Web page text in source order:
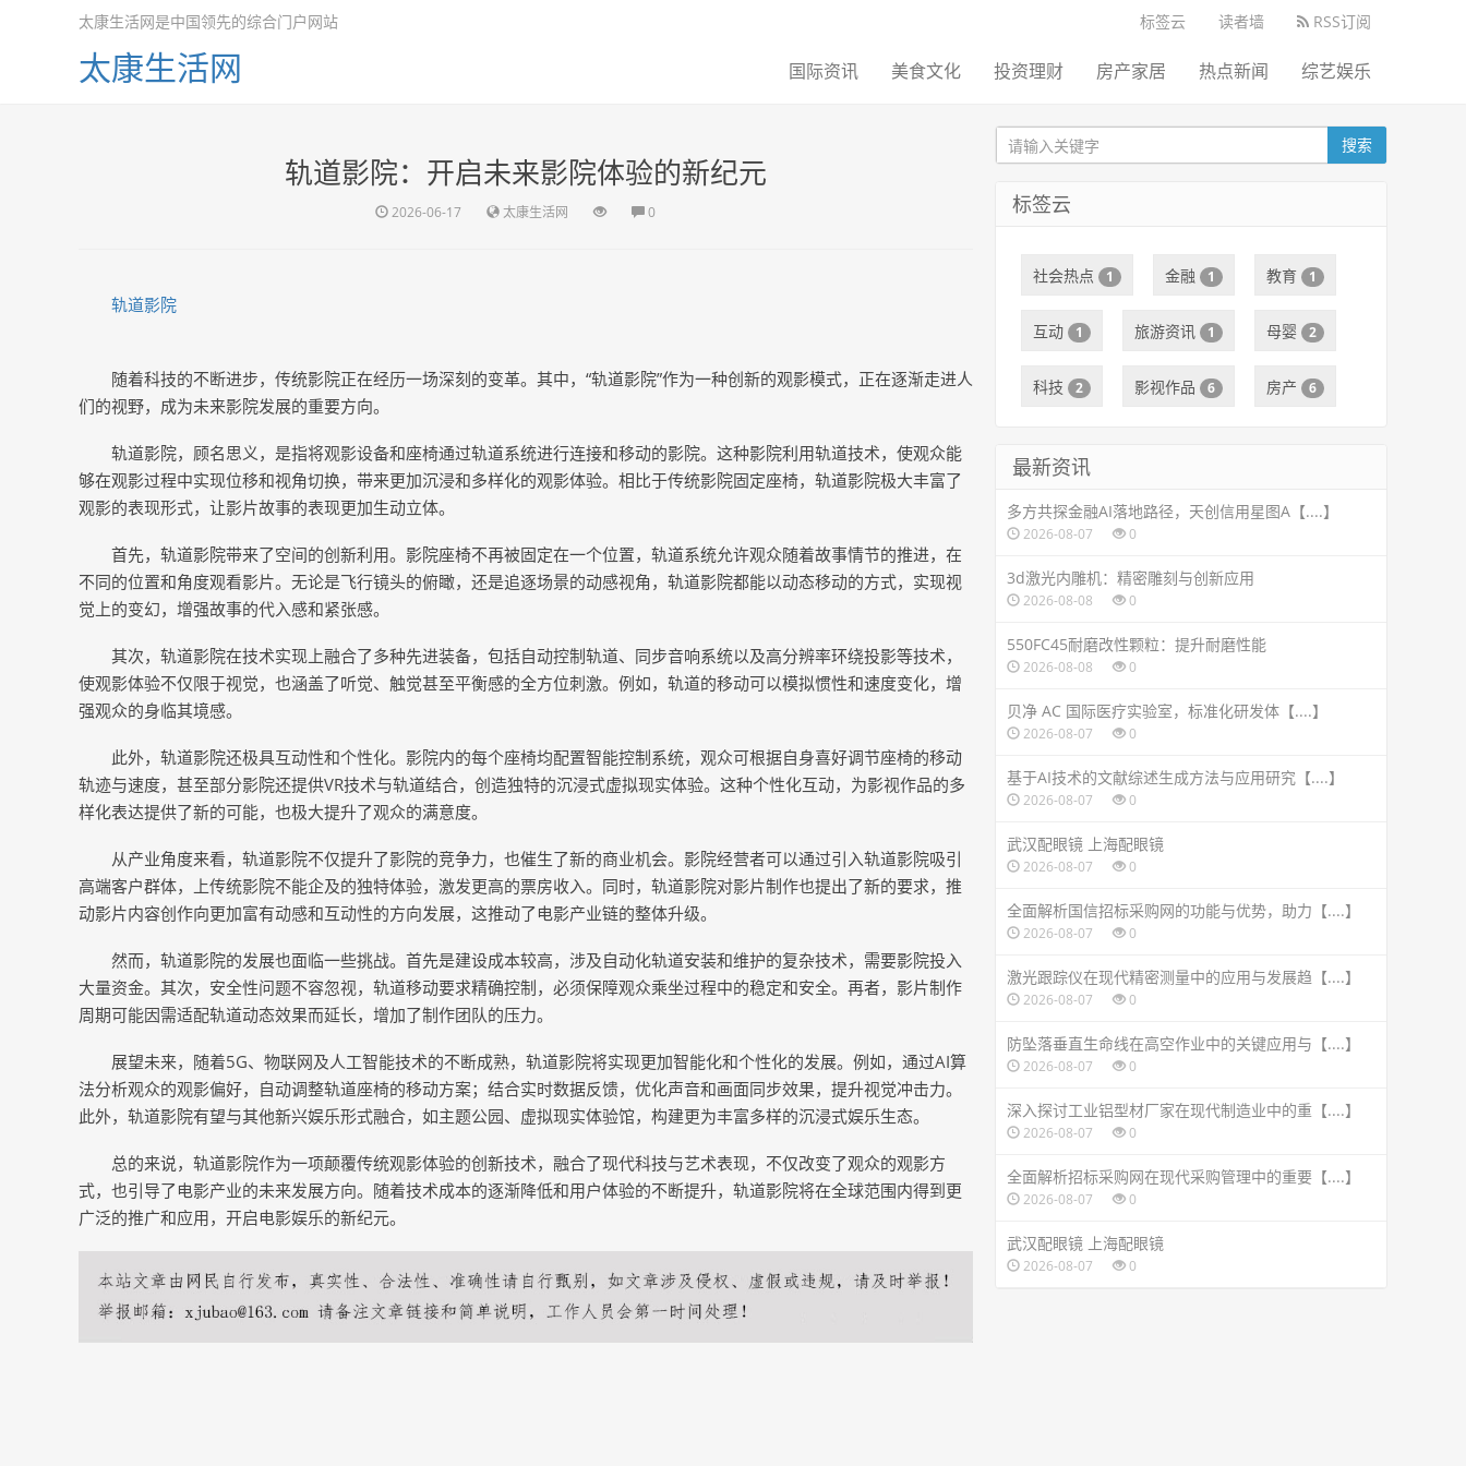
标签云 读者墙 RSS订阅
太康生活网是中国领先的综合门户网站
太康生活网 国际资讯 美食文化 投资理财 房产家居 热点新闻 综艺娱乐
轨道影院：开启未来影院体验的新纪元
2026-06-17 太康生活网 0
轨道影院
随着科技的不断进步，传统影院正在经历一场深刻的变革。其中，“轨道影院”作为一种创新的观影模式，正在逐渐走进人
们的视野，成为未来影院发展的重要方向。
轨道影院，顾名思义，是指将观影设备和座椅通过轨道系统进行连接和移动的影院。这种影院利用轨道技术，使观众能
够在观影过程中实现位移和视角切换，带来更加沉浸和多样化的观影体验。相比于传统影院固定座椅，轨道影院极大丰富了
观影的表现形式，让影片故事的表现更加生动立体。
首先，轨道影院带来了空间的创新利用。影院座椅不再被固定在一个位置，轨道系统允许观众随着故事情节的推进，在
不同的位置和角度观看影片。无论是飞行镜头的俯瞰，还是追逐场景的动感视角，轨道影院都能以动态移动的方式，实现视
觉上的变幻，增强故事的代入感和紧张感。
其次，轨道影院在技术实现上融合了多种先进装备，包括自动控制轨道、同步音响系统以及高分辨率环绕投影等技术，
使观影体验不仅限于视觉，也涵盖了听觉、触觉甚至平衡感的全方位刺激。例如，轨道的移动可以模拟惯性和速度变化，增
强观众的身临其境感。
此外，轨道影院还极具互动性和个性化。影院内的每个座椅均配置智能控制系统，观众可根据自身喜好调节座椅的移动
轨迹与速度，甚至部分影院还提供VR技术与轨道结合，创造独特的沉浸式虚拟现实体验。这种个性化互动，为影视作品的多
样化表达提供了新的可能，也极大提升了观众的满意度。
从产业角度来看，轨道影院不仅提升了影院的竞争力，也催生了新的商业机会。影院经营者可以通过引入轨道影院吸引
高端客户群体，上传统影院不能企及的独特体验，激发更高的票房收入。同时，轨道影院对影片制作也提出了新的要求，推
动影片内容创作向更加富有动感和互动性的方向发展，这推动了电影产业链的整体升级。
然而，轨道影院的发展也面临一些挑战。首先是建设成本较高，涉及自动化轨道安装和维护的复杂技术，需要影院投入
大量资金。其次，安全性问题不容忽视，轨道移动要求精确控制，必须保障观众乘坐过程中的稳定和安全。再者，影片制作
周期可能因需适配轨道动态效果而延长，增加了制作团队的压力。
展望未来，随着5G、物联网及人工智能技术的不断成熟，轨道影院将实现更加智能化和个性化的发展。例如，通过AI算
法分析观众的观影偏好，自动调整轨道座椅的移动方案；结合实时数据反馈，优化声音和画面同步效果，提升视觉冲击力。
此外，轨道影院有望与其他新兴娱乐形式融合，如主题公园、虚拟现实体验馆，构建更为丰富多样的沉浸式娱乐生态。
总的来说，轨道影院作为一项颠覆传统观影体验的创新技术，融合了现代科技与艺术表现，不仅改变了观众的观影方
式，也引导了电影产业的未来发展方向。随着技术成本的逐渐降低和用户体验的不断提升，轨道影院将在全球范围内得到更
广泛的推广和应用，开启电影娱乐的新纪元。
搜索
标签云
社会热点 1 金融 1 教育 1
互动 1 旅游资讯 1 母婴 2
科技 2 影视作品 6 房产 6
最新资讯
多方共探金融AI落地路径，天创信用星图A【....】
2026-08-07 0
3d激光内雕机：精密雕刻与创新应用
2026-08-08 0
550FC45耐磨改性颗粒：提升耐磨性能
2026-08-08 0
贝净 AC 国际医疗实验室，标准化研发体【....】
2026-08-07 0
基于AI技术的文献综述生成方法与应用研究【....】
2026-08-07 0
武汉配眼镜 上海配眼镜
2026-08-07 0
全面解析国信招标采购网的功能与优势，助力【....】
2026-08-07 0
激光跟踪仪在现代精密测量中的应用与发展趋【....】
2026-08-07 0
防坠落垂直生命线在高空作业中的关键应用与【....】
2026-08-07 0
深入探讨工业铝型材厂家在现代制造业中的重【....】
2026-08-07 0
全面解析招标采购网在现代采购管理中的重要【....】
2026-08-07 0
武汉配眼镜 上海配眼镜
2026-08-07 0